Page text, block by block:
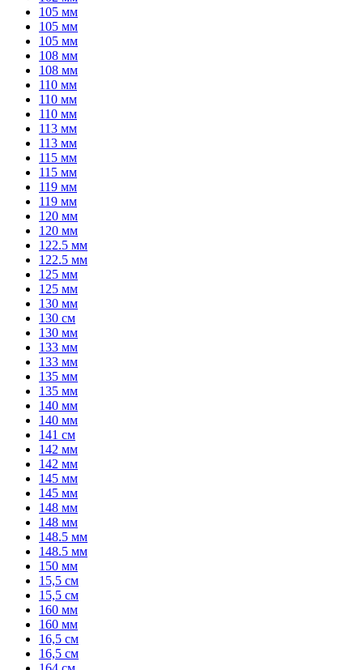
105 мм
105 мм
105 мм
108 мм
108 мм
110 мм
110 мм
110 мм
113 мм
113 мм
115 мм
115 мм
119 мм
119 мм
120 мм
120 мм
122.5 мм
122.5 мм
125 мм
125 мм
130 мм
130 см
130 мм
133 мм
133 мм
135 мм
135 мм
140 мм
140 мм
141 см
142 мм
142 мм
145 мм
145 мм
148 мм
148 мм
148.5 мм
148.5 мм
150 мм
15,5 см
15,5 см
160 мм
160 мм
16,5 см
16,5 см